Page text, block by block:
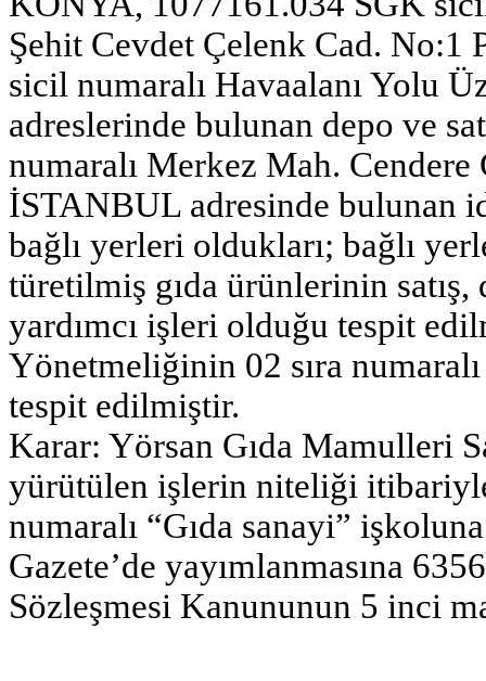
Şehit Cevdet Çelenk Cad.
sicil numaralı Havaalanı Yolu
adreslerinde bulunan depo ve
numaralı Merkez Mah.
İSTANBUL adresinde bulunan
bağlı yerleri oldukları; bağlı
türetilmiş gıda ürünlerinin
yardımcı işleri olduğu tespit
Yönetmeliğinin 02 sıra
tespit edilmiştir.
Karar: Yörsan Gıda Mamulleri
yürütülen işlerin niteliği
numaralı “Gıda sanayi”
Gazete’de yayımlanmasına
Sözleşmesi Kanununun 5 inci